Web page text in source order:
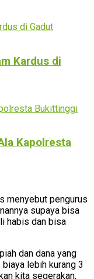
Kardus di
Kapolresta
menyebut pengurus
supaya bisa
habis dan bisa
dan dana yang
lebih kurang 3
kita segerakan,